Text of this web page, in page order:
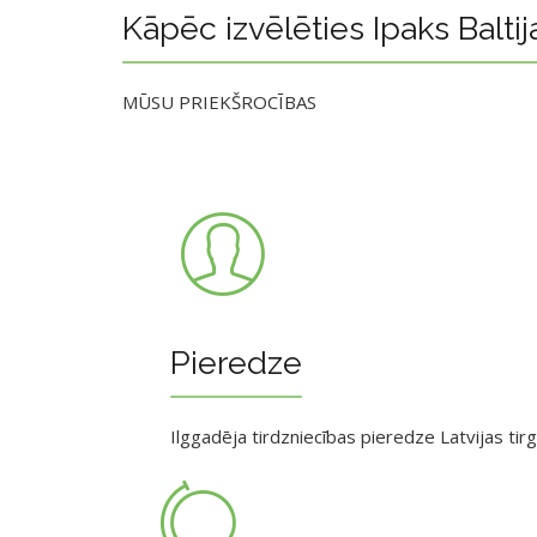
Kāpēc izvēlēties Ipaks
MŪSU PRIEKŠROCĪBAS
Pieredze
Ilggadēja tirdzniecības pieredze Latvijas